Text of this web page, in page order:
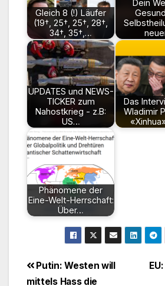
Gleich 8 (!) Läufer
(19†, 25†, 25†, 28†,
34†, 35†,…
Dein
UPDATES und NEWS-
TICKER zum
Nahostkrieg - z.B:
US…
Das
Wladimir
Phänomene der
Eine-Welt-Herrschaft:
Über…
Putin: Westen will
mittels Hass die